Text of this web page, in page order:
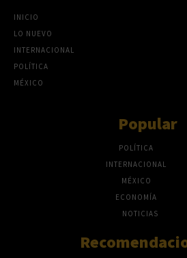
INICIO
LO NUEVO
INTERNACIONAL
POLÍTICA
MÉXICO
Popular
POLÍTICA
INTERNACIONAL
MÉXICO
ECONOMÍA
NOTICIAS